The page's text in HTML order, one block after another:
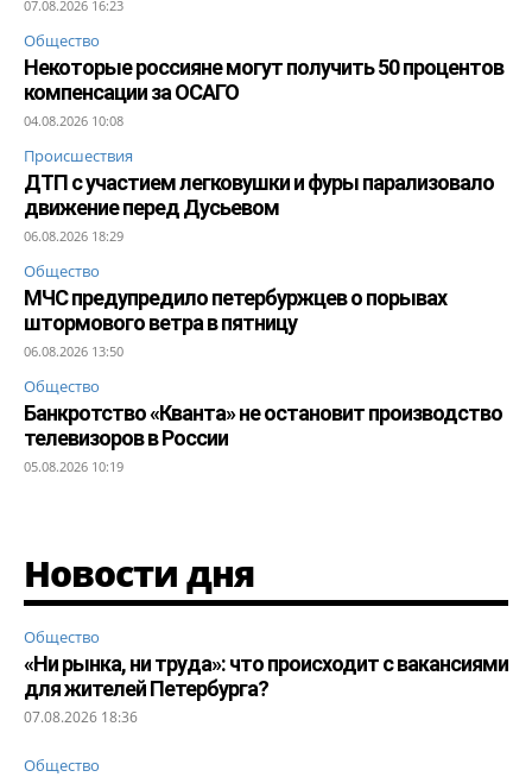
07.08.2026 16:23
Общество
Некоторые россияне могут получить 50 процентов
компенсации за ОСАГО
04.08.2026 10:08
Происшествия
ДТП с участием легковушки и фуры парализовало
движение перед Дусьевом
06.08.2026 18:29
Общество
МЧС предупредило петербуржцев о порывах
штормового ветра в пятницу
06.08.2026 13:50
Общество
Банкротство «Кванта» не остановит производство
телевизоров в России
05.08.2026 10:19
Новости дня
Общество
«Ни рынка, ни труда»: что происходит с вакансиями
для жителей Петербурга?
07.08.2026 18:36
Общество